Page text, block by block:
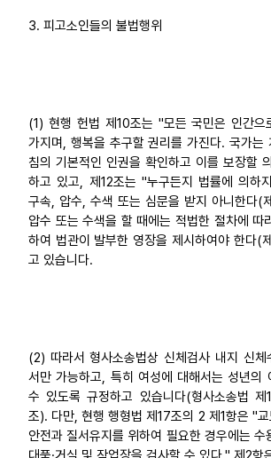
3. 피고소인들의 불법행위
(1) 현행 헌법 제10조는 "모든 국민은 인간으
가지며, 행복을 추구할 권리를 가진다. 국가는
침의 기본적인 인권을 확인하고 이를 보장할
하고 있고, 제12조는 "누구든지 법률에 의하
구속, 압수, 수색 또는 심문을 받지 아니한다(
압수 또는 수색을 할 때에는 적법한 절차에 따
하여 법관이 발부한 영장을 제시하여야 한다(
고 있습니다.
(2) 따라서 형사소송법상 신체검사 내지 신체
서만 가능하고, 특히 여성에 대해서는 성년의
수 있도록 규정하고 있습니다(형사소송법
조). 다만, 현행 행형법 제17조의 2 제1항은 "교
안전과 질서유지를 위하여 필요한 경우에는 수